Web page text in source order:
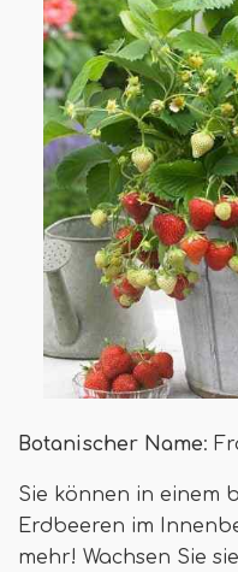
Botanischer Name:
Sie können in einem
Erdbeeren im
mehr! Wachsen Sie